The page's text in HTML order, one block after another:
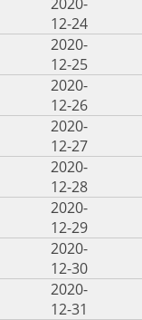
12-24
2020-
12-25
2020-
12-26
2020-
12-27
2020-
12-28
2020-
12-29
2020-
12-30
2020-
12-31